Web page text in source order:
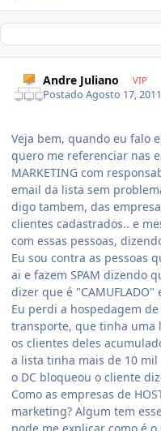
Andre Juliano VIP
PostadoAgosto 17,
Veja bem, quando eu falo
quero me referenciar nas
MARKETING com
email da lista sem
digo tambem, das
clientes cadastrados.. e
com essas pessoas,
Eu sou contra as pessoas
ai e fazem SPAM dizendo
dizer que é "CAMUFLADO"
Eu perdi a hospedagem
transporte, que tinha uma
os clientes deles
a lista tinha mais de 10
o DC bloqueou o cliente
Como as empresas de
marketing? Algum tem